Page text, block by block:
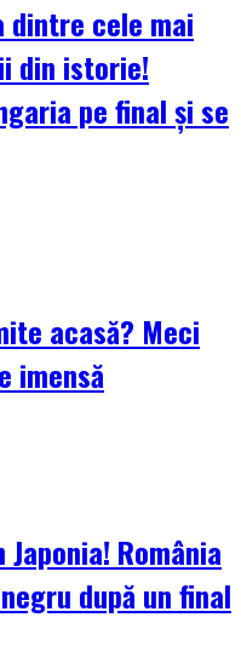
dintre cele mai
din istorie!
pe final și se
acasă? Meci
imensă
România
după un final